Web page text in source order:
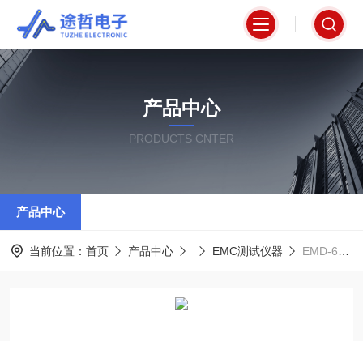
产品中心
PRODUCTS CNTER
产品中心
当前位置： 首页 产品中心 EMC测试仪器 EMD-625EESD微型器件兼容性测试机台